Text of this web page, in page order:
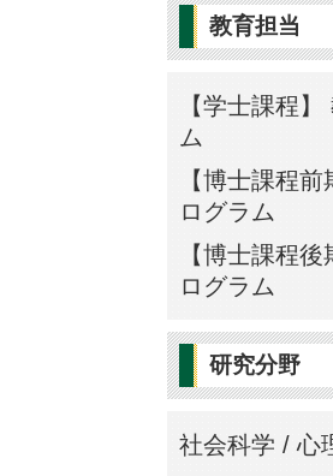
教育担当
【学士課程
ム
【博士課程
ログラム
【博士課程
ログラム
研究分野
社会科学 / 心